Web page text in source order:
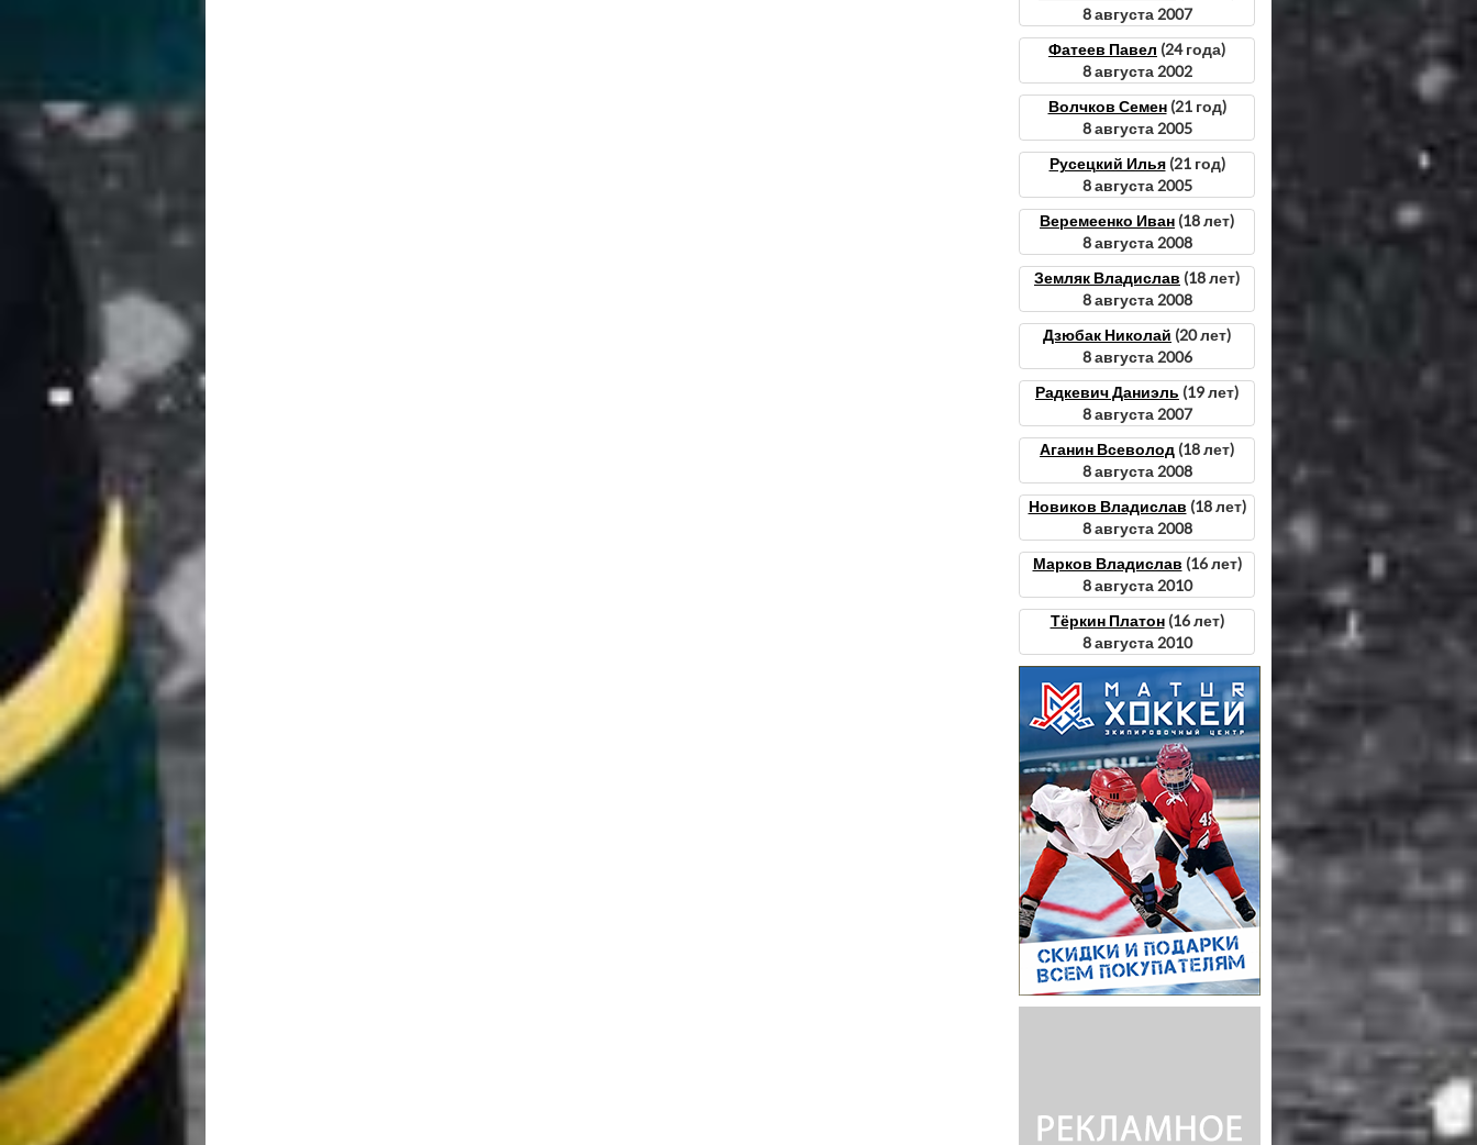
8 августа 2007
Фатеев Павел (24 года)
8 августа 2002
Волчков Семен(21 год)
8 августа 2005
Русецкий Илья(21 год)
8 августа 2005
Веремеенко Иван (18 лет)
8 августа 2008
Земляк Владислав (18 лет)
8 августа 2008
Дзюбак Николай (20 лет)
8 августа 2006
Радкевич Даниэль (19 лет)
8 августа 2007
Аганин Всеволод (18 лет)
8 августа 2008
Новиков Владислав (18 лет)
8 августа 2008
Марков Владислав (16 лет)
8 августа 2010
Тёркин Платон(16 лет)
8 августа 2010